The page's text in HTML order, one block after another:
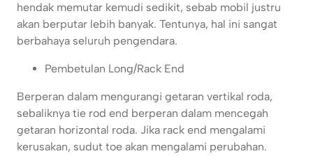
hendak memutar kemudi sedikit, sebab mobil justru
akan berputar lebih banyak. Tentunya, hal ini sangat
berbahaya seluruh pengendara.
Pembetulan Long/Rack End
Berperan dalam mengurangi getaran vertikal roda,
sebaliknya tie rod end berperan dalam mencegah
getaran horizontal roda. Jika rack end mengalami
kerusakan, sudut toe akan mengalami perubahan.